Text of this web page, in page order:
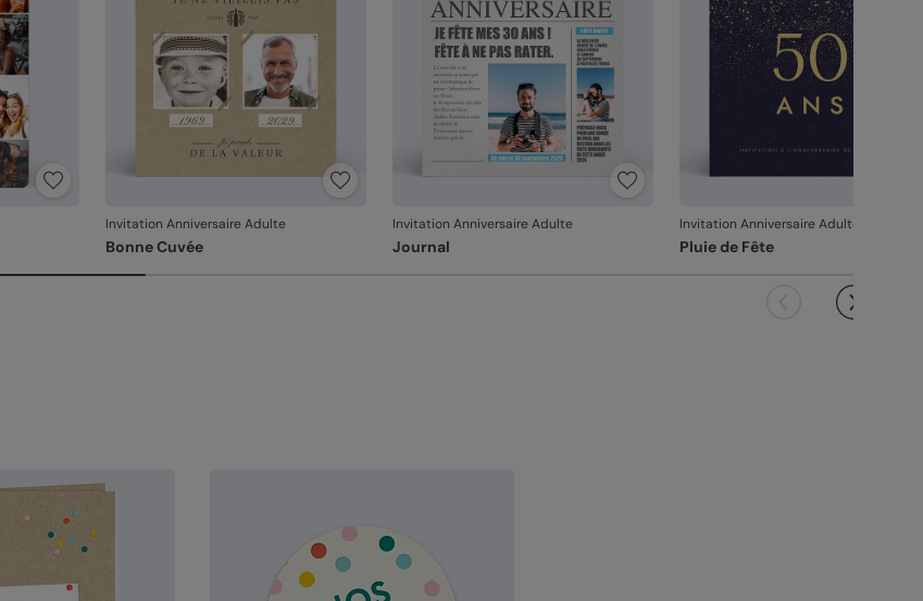
Invitation Anniversaire Adulte
Bonne Cuvée
Invitation Anniversaire Adulte
Journal
Invitation Anniversaire Adulte
Pluie de Fête